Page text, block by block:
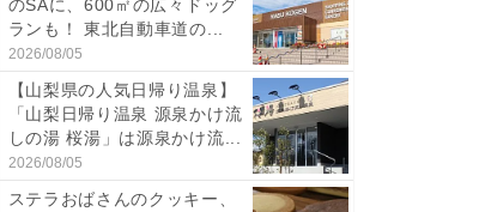
のSAに、600㎡の広々ドッグ
ランも！ 東北自動車道の...
2026/08/05
【山梨県の人気日帰り温泉】
「山梨日帰り温泉 源泉かけ流
しの湯 桜湯」は源泉かけ流...
2026/08/05
ステラおばさんのクッキー、